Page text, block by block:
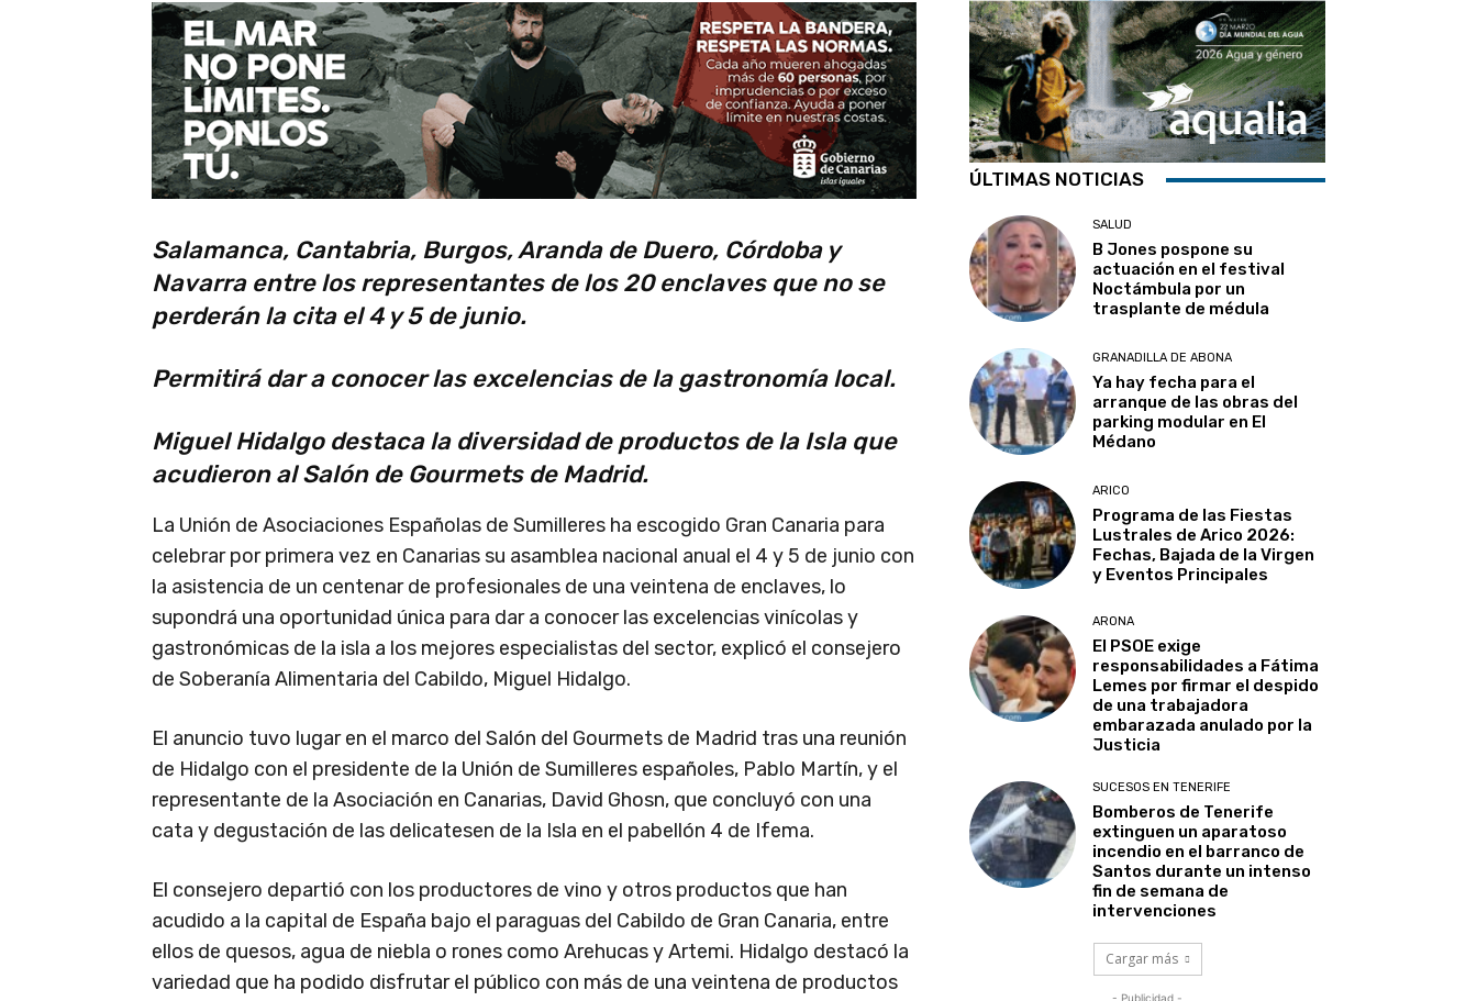
Salamanca, Cantabria, Burgos, Aranda de Duero, Córdoba y
Navarra entre los representantes de los 20 enclaves que no se
perderán la cita el 4 y 5 de junio.
Permitirá dar a conocer las excelencias de la gastronomía local.
Miguel Hidalgo destaca la diversidad de productos de la Isla que
acudieron al Salón de Gourmets de Madrid.
La Unión de Asociaciones Españolas de Sumilleres ha escogido Gran Canaria para
celebrar por primera vez en Canarias su asamblea nacional anual el 4 y 5 de junio con
la asistencia de un centenar de profesionales de una veintena de enclaves, lo
supondrá una oportunidad única para dar a conocer las excelencias vinícolas y
gastronómicas de la isla a los mejores especialistas del sector, explicó el consejero
de Soberanía Alimentaria del Cabildo, Miguel Hidalgo.
El anuncio tuvo lugar en el marco del Salón del Gourmets de Madrid tras una reunión
de Hidalgo con el presidente de la Unión de Sumilleres españoles, Pablo Martín, y el
representante de la Asociación en Canarias, David Ghosn, que concluyó con una
cata y degustación de las delicatesen de la Isla en el pabellón 4 de Ifema.
El consejero departió con los productores de vino y otros productos que han
acudido a la capital de España bajo el paraguas del Cabildo de Gran Canaria, entre
ellos de quesos, agua de niebla o rones como Arehucas y Artemi. Hidalgo destacó la
variedad que ha podido disfrutar el público con más de una veintena de productos
ÚLTIMAS NOTICIAS
SALUD
B Jones pospone su
actuación en el festival
Noctámbula por un
trasplante de médula
GRANADILLA DE ABONA
Ya hay fecha para el
arranque de las obras del
parking modular en El
Médano
ARICO
Programa de las Fiestas
Lustrales de Arico 2026:
Fechas, Bajada de la Virgen
y Eventos Principales
ARONA
El PSOE exige
responsabilidades a Fátima
Lemes por firmar el despido
de una trabajadora
embarazada anulado por la
Justicia
SUCESOS EN TENERIFE
Bomberos de Tenerife
extinguen un aparatoso
incendio en el barranco de
Santos durante un intenso
fin de semana de
intervenciones
Cargar más
- Publicidad -